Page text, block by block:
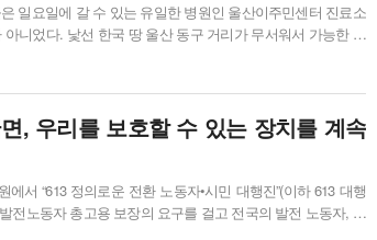
일요일에 갈 수 있는 유일한 병원인 울산이주민센터 진료소
니었다. 낯선 한국 땅 울산 동구 거리가 무서워서 가능한 한
니었다. 그들은 한국 땅에서 누구보다 당당하게 글로벌 1위
사진: 울산이주민센터 6월 13일, 투쟁을 선택하고 모인 수백여이주노동자 6월 13일 200여 명의...
, 우리를 보호할 수 있는 장치를 계속
서 “613 정의로운 전환 노동자•시민 대행진”(이하 613 대행
전노동자 총고용 보장의 요구를 걸고 전국의 발전 노동자, 연
수노조 발전HPS지부는 2024년 남부발전을 대상으로 한 파